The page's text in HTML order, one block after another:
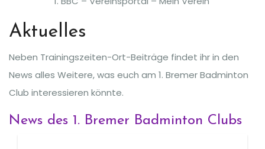
Aktuelles
Neben Trainingszeiten-Ort-Beiträge findet ihr in den
News alles Weitere, was euch am 1. Bremer Badminton
Club interessieren könnte.
News des 1. Bremer Badminton Clubs